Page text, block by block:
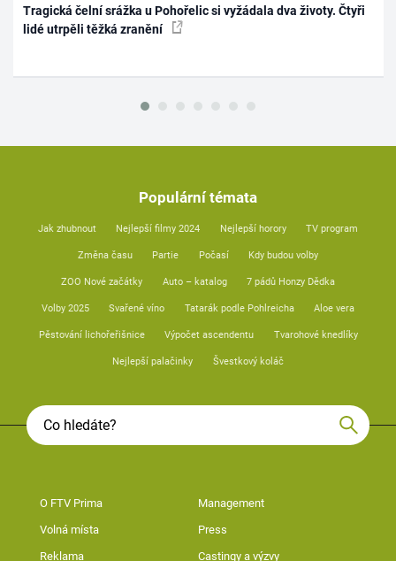
Tragická čelní srážka u Pohořelic si vyžádala dva životy. Čtyři
lidé utrpěli těžká zranění
Populární témata
Jak zhubnout Nejlepší filmy 2024 Nejlepší horory TV program
Změna času Partie Počasí Kdy budou volby
ZOO Nové začátky Auto – katalog 7 pádů Honzy Dědka
Volby 2025 Svařené víno Tatarák podle Pohlreicha Aloe vera
Pěstování lichořeřišnice Výpočet ascendentu Tvarohové knedlíky
Nejlepší palačinky Švestkový koláč
O FTV Prima Management
Volná místa Press
Reklama Castingy a výzvy